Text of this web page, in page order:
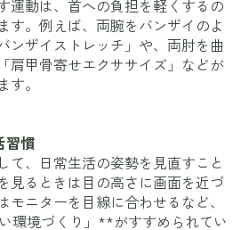
運動は、首への負担を軽くするの
す。例えば、両腕をバンザイのよ
ンザイストレッチ」や、両肘を曲
肩甲骨寄せエクササイズ」などが
。
習慣
て、日常生活の姿勢を見直すこと
見るときは目の高さに画面を近づ
モニターを目線に合わせるなど、
環境づくり」**がすすめられてい